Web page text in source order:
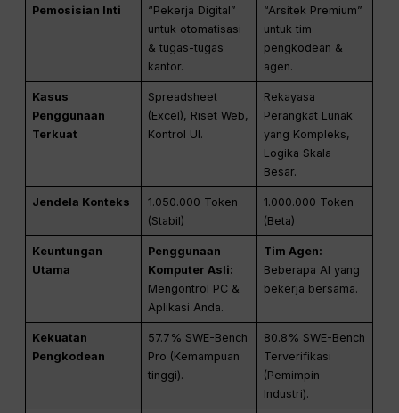
Pemosisian Inti
“Pekerja Digital”
untuk otomatisasi
& tugas-tugas
kantor.
“Arsitek Premium”
untuk tim
pengkodean &
agen.
Kasus
Penggunaan
Terkuat
Spreadsheet
(Excel), Riset Web,
Kontrol UI.
Rekayasa
Perangkat Lunak
yang Kompleks,
Logika Skala
Besar.
Jendela Konteks
1.050.000 Token
(Stabil)
1.000.000 Token
(Beta)
Keuntungan
Utama
Penggunaan
Komputer Asli:
Mengontrol PC &
Aplikasi Anda.
Tim Agen:
Beberapa AI yang
bekerja bersama.
Kekuatan
Pengkodean
57.7% SWE-Bench
Pro (Kemampuan
tinggi).
80.8% SWE-Bench
Terverifikasi
(Pemimpin
Industri).